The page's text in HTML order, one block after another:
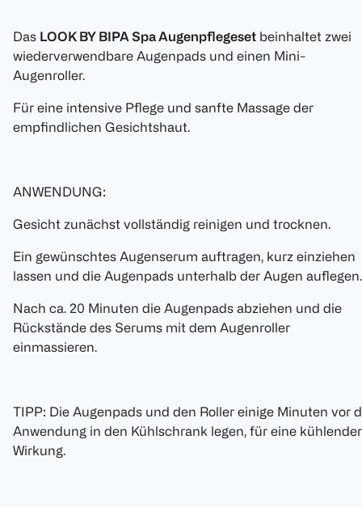
Das LOOK BY BIPA Spa Augenpflegeset beinhaltet zwei
wiederverwendbare Augenpads und einen Mini-
Augenroller.
Für eine intensive Pflege und sanfte Massage der
empfindlichen Gesichtshaut.
ANWENDUNG:
Gesicht zunächst vollständig reinigen und trocknen.
Ein gewünschtes Augenserum auftragen, kurz einziehen
lassen und die Augenpads unterhalb der Augen auflegen.
Nach ca. 20 Minuten die Augenpads abziehen und die
Rückstände des Serums mit dem Augenroller
einmassieren.
TIPP: Die Augenpads und den Roller einige Minuten vor
Anwendung in den Kühlschrank legen, für eine
Wirkung.